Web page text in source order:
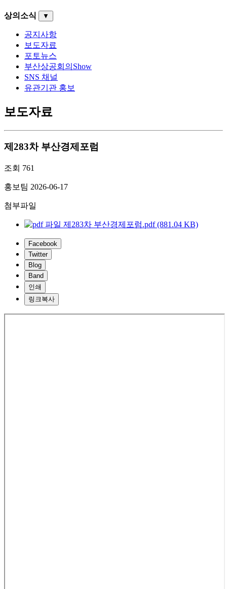
상의소식 ▼
공지사항
보도자료
포토뉴스
부산상공회의Show
SNS 채널
유관기관 홍보
보도자료
제283차 부산경제포럼
조회 761
홍보팀 2026-06-17
첨부파일
제283차 부산경제포럼.pdf (881.04 KB)
Facebook
Twitter
Blog
Band
인쇄
링크복사